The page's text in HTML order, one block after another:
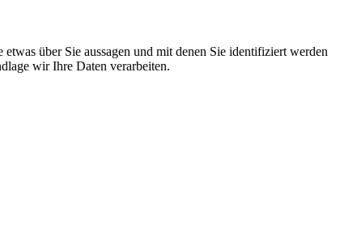
über Sie aussagen und mit denen Sie identifiziert werden
wir Ihre Daten verarbeiten.